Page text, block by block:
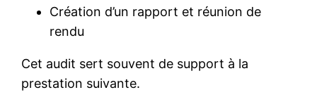
Création d’un rapport et réunion de
rendu
Cet audit sert souvent de support à la
prestation suivante.